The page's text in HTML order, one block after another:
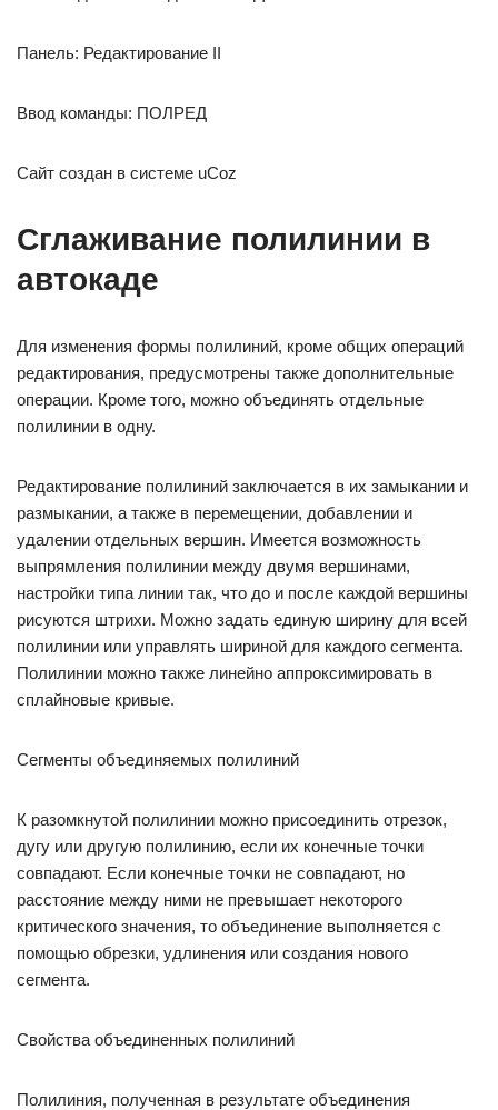
Панель: Редактирование II
Ввод команды: ПОЛРЕД
Сайт создан в системе uCoz
Сглаживание полилинии в
автокаде
Для изменения формы полилиний, кроме общих операций
редактирования, предусмотрены также дополнительные
операции. Кроме того, можно объединять отдельные
полилинии в одну.
Редактирование полилиний заключается в их замыкании и
размыкании, а также в перемещении, добавлении и
удалении отдельных вершин. Имеется возможность
выпрямления полилинии между двумя вершинами,
настройки типа линии так, что до и после каждой вершины
рисуются штрихи. Можно задать единую ширину для всей
полилинии или управлять шириной для каждого сегмента.
Полилинии можно также линейно аппроксимировать в
сплайновые кривые.
Сегменты объединяемых полилиний
К разомкнутой полилинии можно присоединить отрезок,
дугу или другую полилинию, если их конечные точки
совпадают. Если конечные точки не совпадают, но
расстояние между ними не превышает некоторого
критического значения, то объединение выполняется с
помощью обрезки, удлинения или создания нового
сегмента.
Свойства объединенных полилиний
Полилиния, полученная в результате объединения